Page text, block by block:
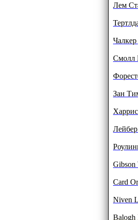
There
the fire
other
highest
Лем
Смолл
Зан
Gibson
Card
Niven
Balogh